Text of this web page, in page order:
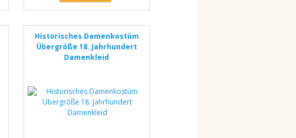
Historisches Damenkostüm
Übergröße 18. Jahrhundert
Damenkleid